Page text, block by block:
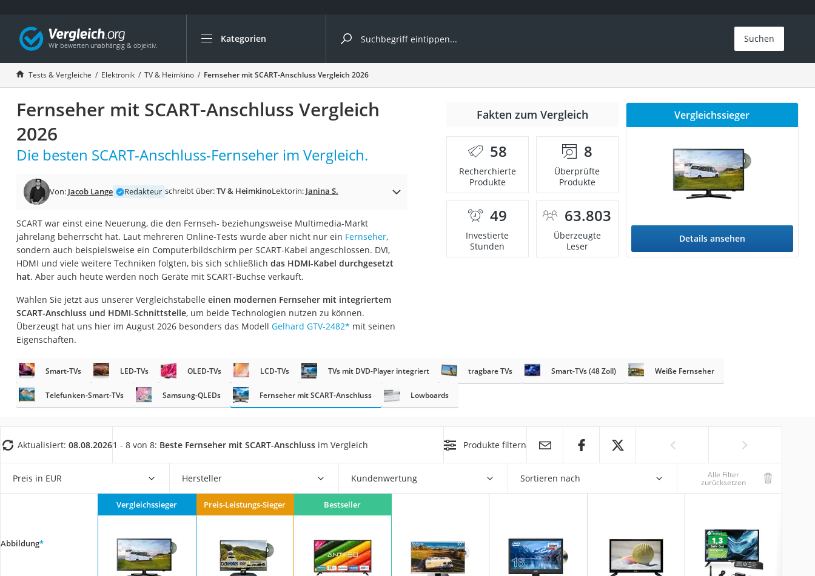
Kategorien
Die beliebtesten Vergleiche nach Kategorie
Elektronik
Powerstation
Monitor 32 Zoll 4K
Desktop-PC
Laser-Multifunktionsdrucker
Powerline-Adapter
Powerstation mit Solarpanel
Gaming-PC
Soundbar
17-Zoll-Laptop
Schnurloses Telefon
Tablets unter 200 Euro
Service
Suchen
Tests & Vergleiche Elektronik TV & Heimkino Fernseher mit SCART-Anschluss Vergleich 2026
Fernseher mit SCART-Anschluss Vergleich
2026
Die besten SCART-Anschluss-Fernseher im Vergleich.
Von: Jacob Lange Redakteur schreibt über:TV & HeimkinoLektorin: Janina S.
SCART war einst eine Neuerung, die den Fernseh- beziehungsweise Multimedia-Markt
jahrelang beherrscht hat. Laut mehreren Online-Tests wurde aber nicht nur ein Fernseher,
sondern auch beispielsweise ein Computerbildschirm per SCART-Kabel angeschlossen. DVI,
HDMI und viele weitere Techniken folgten, bis sich schließlich das HDMI-Kabel durchgesetzt
hat. Aber auch heute werden noch Geräte mit SCART-Buchse verkauft.
Wählen Sie jetzt aus unserer Vergleichstabelle einen modernen Fernseher mit integriertem
SCART-Anschluss und HDMI-Schnittstelle, um beide Technologien nutzen zu können.
Überzeugt hat uns hier im August 2026 besonders das Modell Gelhard GTV-2482* mit seinen
Eigenschaften.
Fakten zum Vergleich
58
Recherchierte
Produkte
8
Überprüfte
Produkte
49
Investierte
Stunden
63.803
Überzeugte
Leser
Vergleichssieger
Details ansehen
Smart-TVs LED-TVs OLED-TVs LCD-TVs TVs mit DVD-Player integriert tragbare TVs Smart-TVs (48 Zoll) Weiße Fernseher
Telefunken-Smart-TVs Samsung-QLEDs Fernseher mit SCART-Anschluss Lowboards
Aktualisiert: 08.08.20261 - 8 von 8: Beste Fernseher mit SCART-Anschluss im Vergleich Produkte filtern
Preis in EUR Hersteller Kundenwertung Sortieren nach Alle Filter
zurücksetzen
Abbildung*
Vergleichssieger Preis-Leistungs-Sieger Bestseller